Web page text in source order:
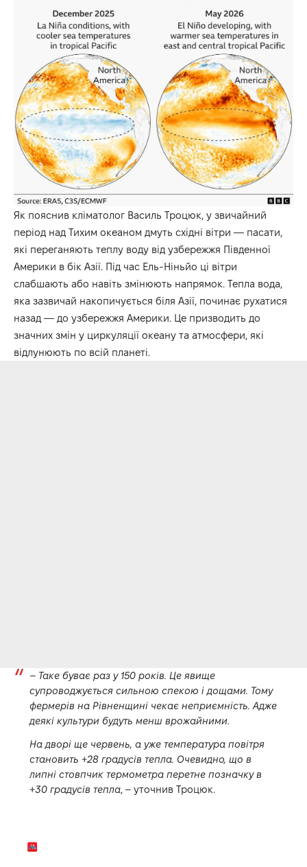
Як пояснив кліматолог Василь Троцюк, у звичайний
період над Тихим океаном дмуть східні вітри — пасати,
які переганяють теплу воду від узбережжя Південної
Америки в бік Азії. Під час Ель-Ніньйо ці вітри
слабшають або навіть змінюють напрямок. Тепла вода,
яка зазвичай накопичується біля Азії, починає рухатися
назад — до узбережжя Америки. Це призводить до
значних змін у циркуляції океану та атмосфери, які
відлунюють по всій планеті.
– Таке буває раз у 150 років. Це явище
супроводжується сильною спекою і дощами. Тому
фермерів на Рівненщині чекає неприємність. Адже
деякі культури будуть менш врожайними.
На дворі ще червень, а уже температура повітря
становить +28 градусів тепла. Очевидно, що в
липні стовпчик термометра перетне позначку в
+30 градусів тепла, – уточнив Троцюк.